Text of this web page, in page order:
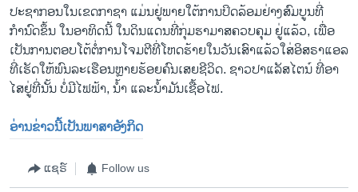
ປະຊາກອນໃນເຂດກາຊາ ແມ່ນຢູ່ພາຍໃຕ້ການປິດລ້ອມຢ່າງສົມບູນທີ່
ກຳນົດຂຶ້ນ ໃນອາທິດນີ້ ໃນດິນແດນທີ່ກຸ່ມຮາມາສຄວບຄຸມ ຢູ່ແລ້ວ, ເພື່ອ
ເປັນການຕອບໂຕ້ຕໍ່ການໂຈມຕີທີ່ໂຫດຮ້າຍໃນວັນເສົາແລ້ວໃສ່ອິສຣາແອລ
ທີ່ເຮັດໃຫ້ພົນລະເຮືອນຫຼາຍຮ້ອຍຄົນເສຍຊີວິດ. ຊາວ​ປາ​ແລັ​ສ​ໄຕ​ນ໌ ​ທີ່​ອາ​
ໄສ​ຢູ່​ທີ່​ນັ້ນ ​ບໍ່​ມີ​ໄຟຟ້າ, ນ້ຳ ​ແລະ​ນ້ຳມັນ​ເຊື້ອ​ໄຟ.
ອ່ານຂ່າວນີ້ເປັນພາສາອັງກິດ
ແຊຣ໌ Follow us